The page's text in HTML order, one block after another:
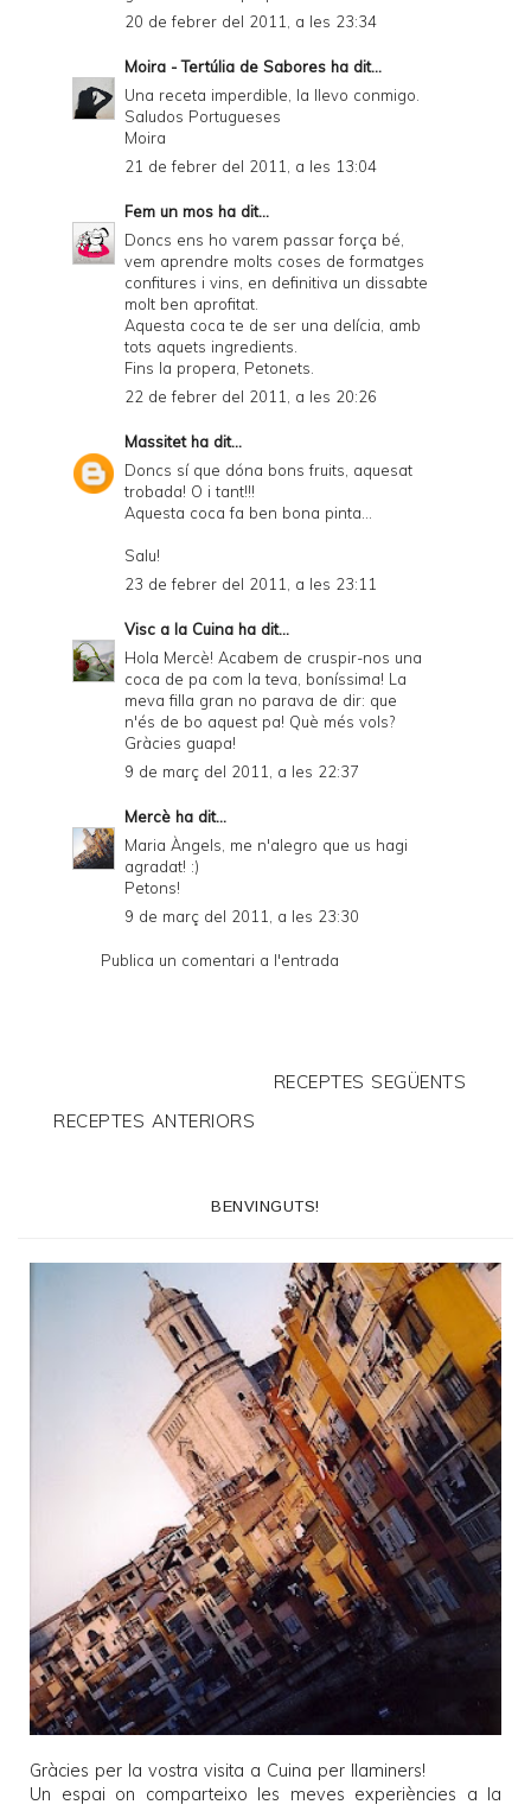
20 de febrer del 2011, a les 23:34
Moira - Tertúlia de Sabores ha dit...
Una receta imperdible, la llevo conmigo.
Saludos Portugueses
Moira
21 de febrer del 2011, a les 13:04
Fem un mos ha dit...
Doncs ens ho varem passar força bé,
vem aprendre molts coses de formatges
confitures i vins, en definitiva un dissabte
molt ben aprofitat.
Aquesta coca te de ser una delícia, amb
tots aquets ingredients.
Fins la propera, Petonets.
22 de febrer del 2011, a les 20:26
Massitetha dit...
Doncs sí que dóna bons fruits, aquesat
trobada! O i tant!!!
Aquesta coca fa ben bona pinta...
Salu!
23 de febrer del 2011, a les 23:11
Visc a la Cuina ha dit...
Hola Mercè! Acabem de cruspir-nos una
coca de pa com la teva, boníssima! La
meva filla gran no parava de dir: que
n'és de bo aquest pa! Què més vols?
Gràcies guapa!
9 de març del 2011, a les 22:37
Mercè ha dit...
Maria Àngels, me n'alegro que us hagi
agradat! :)
Petons!
9 de març del 2011, a les 23:30
Publica un comentari a l'entrada
RECEPTES SEGÜENTS
RECEPTES ANTERIORS
BENVINGUTS!
Gràcies per la vostra visita a Cuina per llaminers!
Un espai on comparteixo les meves experiències a la